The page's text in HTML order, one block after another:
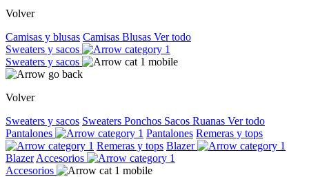
Volver
Camisas y blusas Camisas Blusas Ver todo
Sweaters y sacos
Sweaters y sacos
Volver
Sweaters y sacos Sweaters Ponchos Sacos Ruanas Ver todo
Pantalones
Pantalones Remeras y tops
Remeras y tops Blazer
Blazer Accesorios
Accesorios